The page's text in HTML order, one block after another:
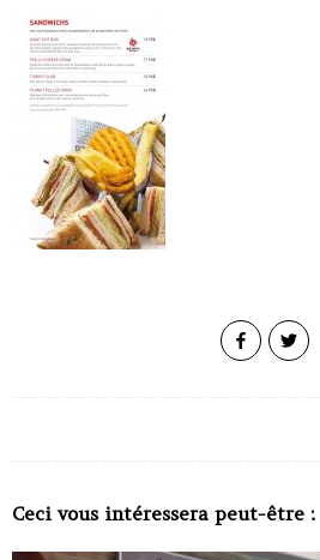
Ceci vous intéressera peut-être :